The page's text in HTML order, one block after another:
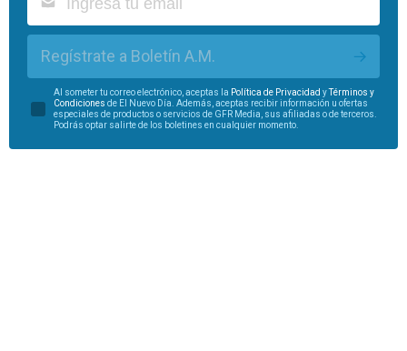
Regístrate a Boletín A.M.
Al someter tu correo electrónico, aceptas la Política de Privacidad yTérminos y
Condiciones de El Nuevo Día. Además, aceptas recibir información u ofertas
especiales de productos o servicios de GFR Media, sus afiliadas o de terceros.
Podrás optar salirte de los boletines en cualquier momento.